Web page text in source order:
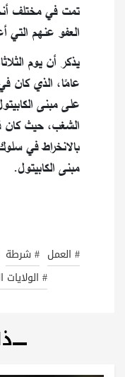
تمت في مختلف
العفو عنهم التي
على مبنى
الشغب، حيث كان
بالانخراط في
مبنى الكابيتول.
# العمل # شرطة
# الولايات